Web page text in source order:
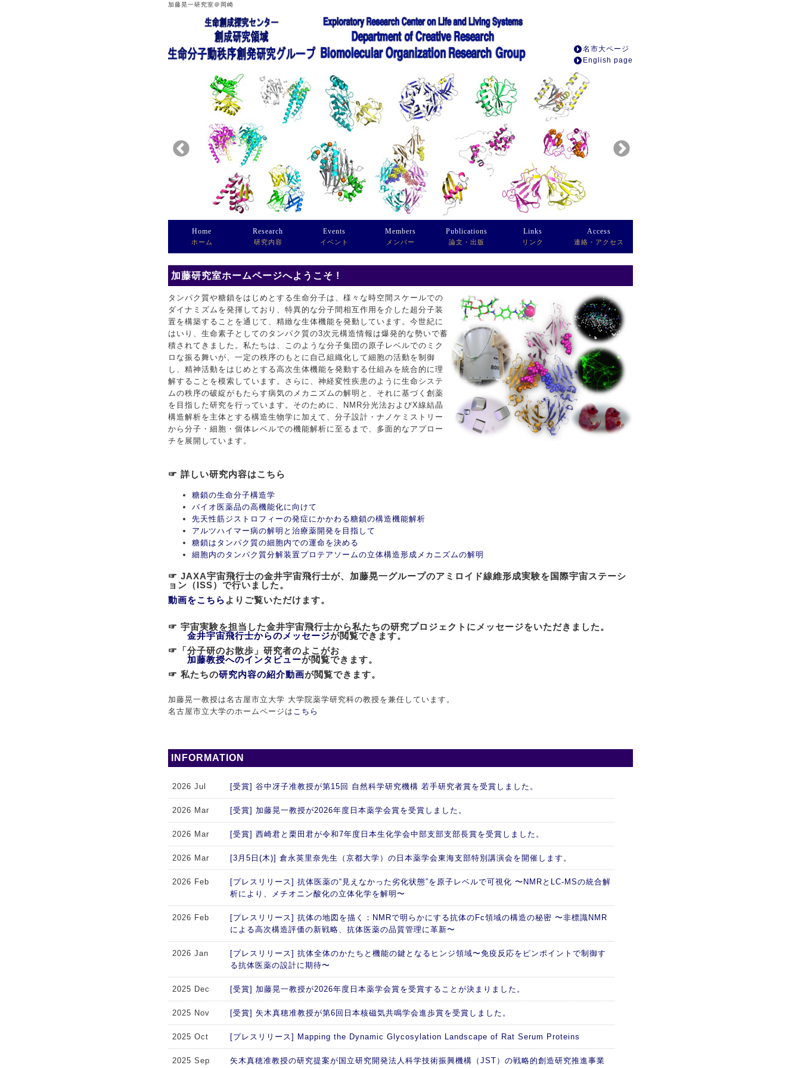
加藤晃一研究室＠岡崎
名市大ページ
English page
Home
ホーム
Research
研究内容
Events
イベント
Members
メンバー
Publications
論文・出版
Links
リンク
Access
連絡・アクセス
加藤研究室ホームページへようこそ !
タンパク質や糖鎖をはじめとする生命分子は、様々な時空間スケールでの
ダイナミズムを発揮しており、特異的な分子間相互作用を介した超分子装
置を構築することを通じて、精緻な生体機能を発動しています。今世紀に
はいり、生命素子としてのタンパク質の3次元構造情報は爆発的な勢いで蓄
積されてきました。私たちは、このような分子集団の原子レベルでのミク
ロな振る舞いが、一定の秩序のもとに自己組織化して細胞の活動を制御
し、精神活動をはじめとする高次生体機能を発動する仕組みを統合的に理
解することを模索しています。さらに、神経変性疾患のように生命システ
ムの秩序の破綻がもたらす病気のメカニズムの解明と、それに基づく創薬
を目指した研究を行っています。そのために、NMR分光法およびX線結晶
構造解析を主体とする構造生物学に加えて、分子設計・ナノケミストリー
から分子・細胞・個体レベルでの機能解析に至るまで、多面的なアプロー
チを展開しています。
☞ 詳しい研究内容はこちら
糖鎖の生命分子構造学
バイオ医薬品の高機能化に向けて
先天性筋ジストロフィーの発症にかかわる糖鎖の構造機能解析
アルツハイマー病の解明と治療薬開発を目指して
糖鎖はタンパク質の細胞内での運命を決める
細胞内のタンパク質分解装置プロテアソームの立体構造形成メカニズムの解明
☞ JAXA宇宙飛行士の金井宇宙飛行士が、加藤晃一グループのアミロイド線維形成実験を国際宇宙ステーシ
ョン（ISS）で行いました。
動画をこちら よりご覧いただけます。
☞ 宇宙実験を担当した金井宇宙飛行士から私たちの研究プロジェクトにメッセージをいただきました。
金井宇宙飛行士からのメッセージが閲覧できます。
☞「分子研のお散歩」研究者のよこがお
加藤教授へのインタビューが閲覧できます。
☞ 私たちの研究内容の紹介動画が閲覧できます。
加藤晃一教授は名古屋市立大学 大学院薬学研究科の教授を兼任しています。
名古屋市立大学のホームページは こちら
INFORMATION
2026 Jul [受賞] 谷中冴子准教授が第15回 自然科学研究機構 若手研究者賞を受賞しました。
2026 Mar [受賞] 加藤晃一教授が2026年度日本薬学会賞を受賞しました。
2026 Mar [受賞] 西崎君と栗田君が令和7年度日本生化学会中部支部支部長賞を受賞しました。
2026 Mar [3月5日(木)] 倉永英里奈先生（京都大学）の日本薬学会東海支部特別講演会を開催します。
2026 Feb
[プレスリリース] 抗体医薬の“見えなかった劣化状態”を原子レベルで可視化 〜NMRとLC-MSの統合解
析により、メチオニン酸化の立体化学を解明〜
2026 Feb
[プレスリリース] 抗体の地図を描く：NMRで明らかにする抗体のFc領域の構造の秘密 〜非標識NMR
による高次構造評価の新戦略、抗体医薬の品質管理に革新〜
2026 Jan
[プレスリリース] 抗体全体のかたちと機能の鍵となるヒンジ領域〜免疫反応をピンポイントで制御す
る抗体医薬の設計に期待〜
2025 Dec [受賞] 加藤晃一教授が2026年度日本薬学会賞を受賞することが決まりました。
2025 Nov [受賞] 矢木真穂准教授が第6回日本核磁気共鳴学会進歩賞を受賞しました。
2025 Oct [プレスリリース] Mapping the Dynamic Glycosylation Landscape of Rat Serum Proteins
2025 Sep 矢木真穂准教授の研究提案が国立研究開発法人科学技術振興機構（JST）の戦略的創造研究推進事業